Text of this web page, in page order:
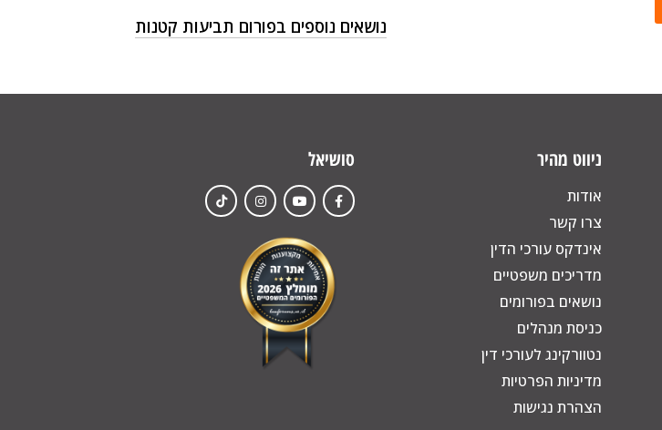
נושאים נוספים בפורום תביעות קטנות
ניווט מהיר
אודות
צרו קשר
אינדקס עורכי הדין
מדריכים משפטיים
נושאים בפורומים
כניסת מנהלים
נטוורקינג לעורכי דין
מדיניות הפרטיות
הצהרת נגישות
סושיאל